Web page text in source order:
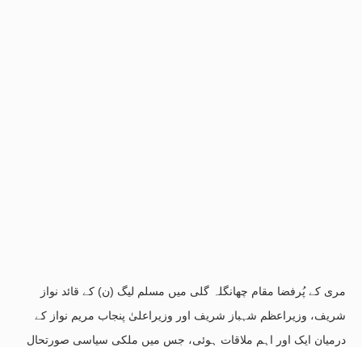
مری کے پُرفضا مقام چھانگلہ گلی میں مسلم لیگ (ن) کے قائد نواز
شریف، وزیراعظم شہباز شریف اور وزیراعلیٰ پنجاب مریم نواز کے
درمیان ایک اور اہم ملاقات ہوئی، جس میں ملکی سیاسی صورتحال